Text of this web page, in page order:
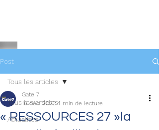
Post
Tous les articles
Actualités
Tous les articles
« RESSOURCES 27 »la
Gate 7
16 déc. 20224 min de lecture